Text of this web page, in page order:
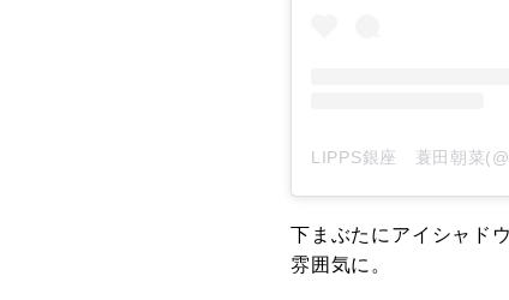
LIPPS銀座 蓑田朝菜
下まぶたにアイシャド
雰囲気に。